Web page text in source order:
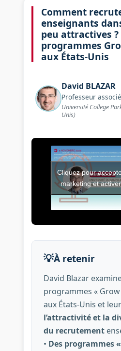
Comment
enseignants
peu attractives ?
programmes
aux États-Unis
David BLAZAR
Professeur associé
Université College
Unis)
Cliquez pour
marketing et
💡À retenir
David Blazar
programmes «
aux États-Unis et
l’attractivité et la
du recrutement
• Des programmes